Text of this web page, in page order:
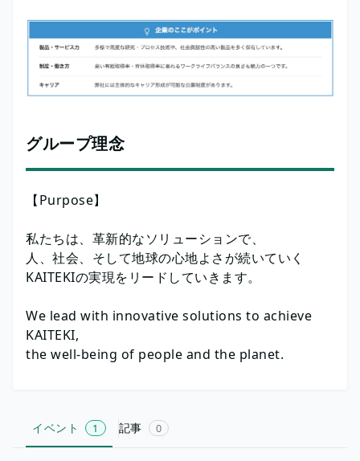
グループ理念
【Purpose】
私たちは、革新的なソリューションで、
人、社会、そして地球の心地よさが続いていく
KAITEKIの実現をリードしていきます。
We lead with innovative solutions to achieve
KAITEKI,
the well-being of people and the planet.
イベント 1 記事 0